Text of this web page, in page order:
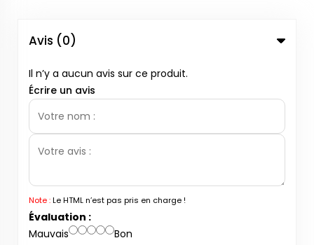
Avis (0)
Il n’y a aucun avis sur ce produit.
Écrire un avis
Note :Le HTML n’est pas pris en charge !
Évaluation :
Mauvais
Bon